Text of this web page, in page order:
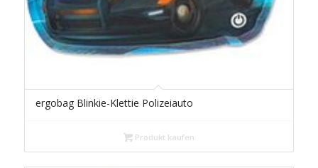
ergobag Blinkie-Klettie Polizeiauto
Produkt kaufen